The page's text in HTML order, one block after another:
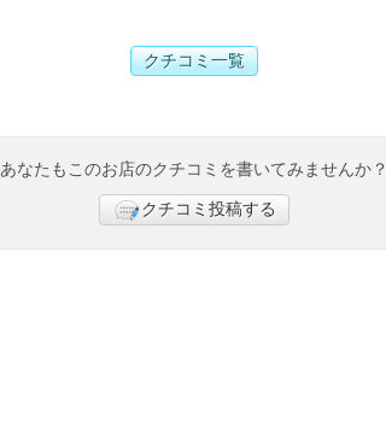
クチコミ一覧
あなたもこのお店のクチコミを書いてみませんか？
クチコミ投稿する